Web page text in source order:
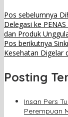
Pos sebelumnya
Delegasi ke
dan Produk
Pos berikutnya
Kesehatan Digelar
Posting
Insan Pers
Perempuan